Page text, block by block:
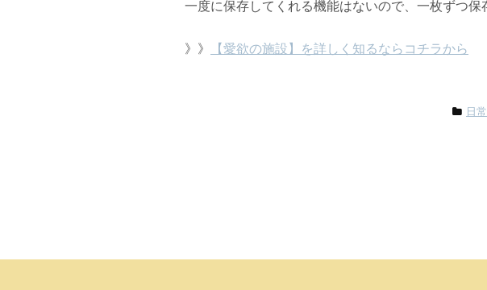
一度に保存してくれる機能はないので、一枚ずつ保
》》 【愛欲の施設】を詳しく知るならコチラから
日常